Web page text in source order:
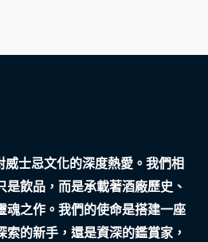
士忌文化的深度熱愛。我們相
飲品，而是承載著酒廠歷史、
魂之作。我們的使命是搭建一座
的新手，還是資深的鑑賞家，